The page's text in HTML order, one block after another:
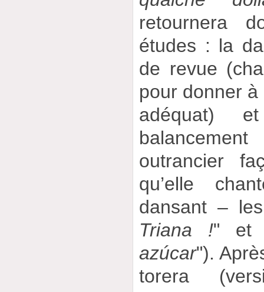
retournera
études : la
de revue
pour donner
adéquat)
outrancier
qu’elle
dansant –
Triana !" et
azúcar").
torera